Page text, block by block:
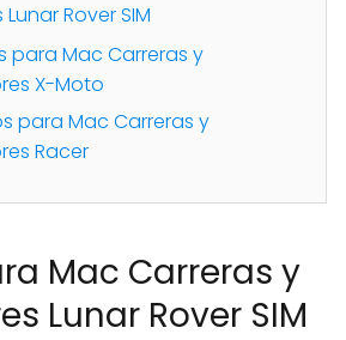
Rover SIM
para Mac Carreras y
X-Moto
para Mac Carreras y
Racer
Mac Carreras y
Lunar Rover SIM